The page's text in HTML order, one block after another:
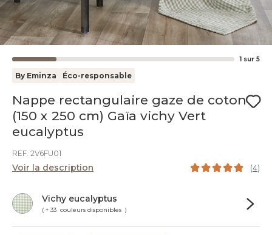
1 sur 5
By Eminza Éco-responsable
Nappe rectangulaire gaze de coton
(150 x 250 cm) Gaïa vichy Vert
eucalyptus
REF. 2V6FU01
Voir la description (4)
Vichy eucalyptus
( + 33 couleurs disponibles )